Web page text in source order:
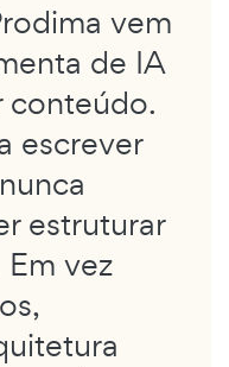
vem
de IA
escrever
estruturar
vez